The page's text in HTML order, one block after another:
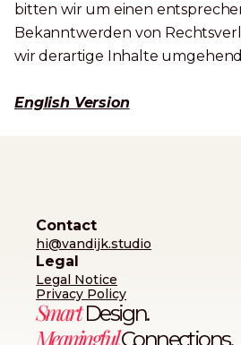
bitten wir um einen
Bekanntwerden von
wir derartige Inhalte
English Version
Contact
hi@vandijk.studio
Legal
Legal Notice
Privacy Policy
SmartDesign.
MeaningfulConnections.